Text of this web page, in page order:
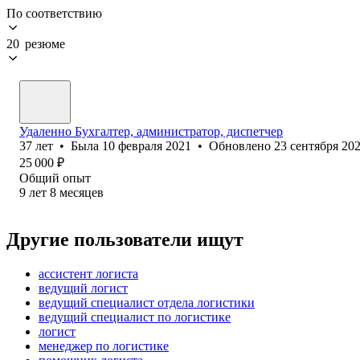
По соответствию
20 резюме
Удаленно Бухгалтер, администратор, диспетчер
37 лет • Была 10 февраля 2021 • Обновлено 23 сентября
25 000 ₽
Общий опыт
9 лет 8 месяцев
Другие пользователи ищут
ассистент логиста
ведущий логист
ведущий специалист отдела логистики
ведущий специалист по логистике
логист
менеджер по логистике